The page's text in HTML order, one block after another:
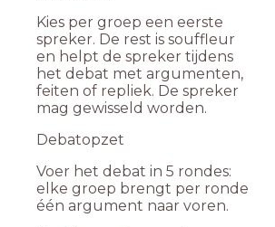
Kies per groep een eerste
spreker. De rest is souffleur
en helpt de spreker tijdens
het debat met argumenten,
feiten of repliek. De spreker
mag gewisseld worden.
Debatopzet
Voer het debat in 5 rondes:
elke groep brengt per ronde
één argument naar voren.